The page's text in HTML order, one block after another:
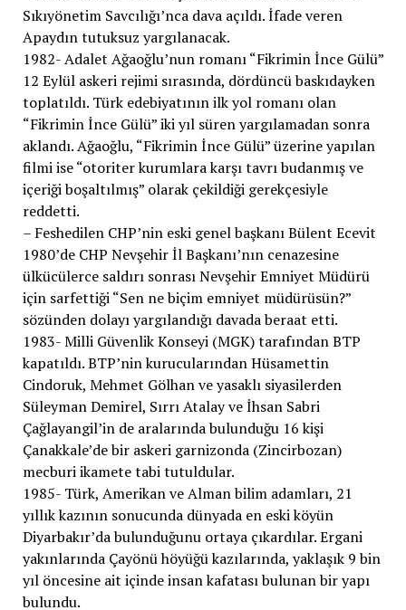
Sıkıyönetim Savcılığı’nca dava açıldı. İfade veren
Apaydın tutuksuz yargılanacak.
1982- Adalet Ağaoğlu’nun romanı “Fikrimin İnce Gülü”
12 Eylül askeri rejimi sırasında, dördüncü baskıdayken
toplatıldı. Türk edebiyatının ilk yol romanı olan
“Fikrimin İnce Gülü” iki yıl süren yargılamadan sonra
aklandı. Ağaoğlu, “Fikrimin İnce Gülü” üzerine yapılan
filmi ise “otoriter kurumlara karşı tavrı budanmış ve
içeriği boşaltılmış” olarak çekildiği gerekçesiyle
reddetti.
– Feshedilen CHP’nin eski genel başkanı Bülent Ecevit
1980’de CHP Nevşehir İl Başkanı’nın cenazesine
ülkücülerce saldırı sonrası Nevşehir Emniyet Müdürü
için sarfettiği “Sen ne biçim emniyet müdürüsün?”
sözünden dolayı yargılandığı davada beraat etti.
1983- Milli Güvenlik Konseyi (MGK) tarafından BTP
kapatıldı. BTP’nin kurucularından Hüsamettin
Cindoruk, Mehmet Gölhan ve yasaklı siyasilerden
Süleyman Demirel, Sırrı Atalay ve İhsan Sabri
Çağlayangil’in de aralarında bulunduğu 16 kişi
Çanakkale’de bir askeri garnizonda (Zincirbozan)
mecburi ikamete tabi tutuldular.
1985- Türk, Amerikan ve Alman bilim adamları, 21
yıllık kazının sonucunda dünyada en eski köyün
Diyarbakır’da bulunduğunu ortaya çıkardılar. Ergani
yakınlarında Çayönü höyüğü kazılarında, yaklaşık 9 bin
yıl öncesine ait içinde insan kafatası bulunan bir yapı
bulundu.